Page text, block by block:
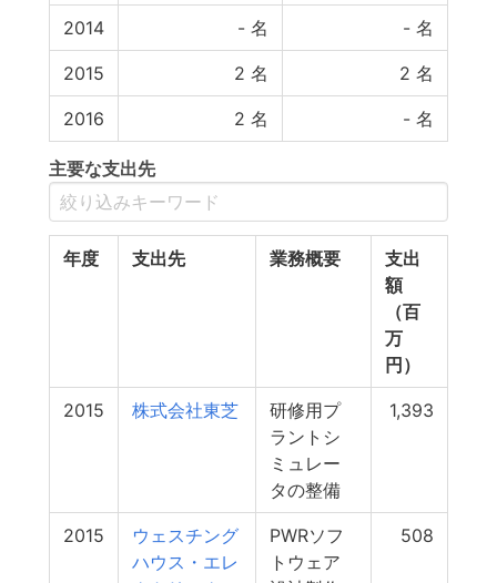
2014 - 名 - 名
2015 2 名 2 名
2016 2 名 - 名
主要な支出先
年度 支出先 業務概要
支出
額
（百
万
円）
2015 株式会社東芝
研修用プ
ラントシ
ミュレー
タの整備
1,393
2015
ウェスチング
ハウス・エレ
PWRソフ
トウェア
508